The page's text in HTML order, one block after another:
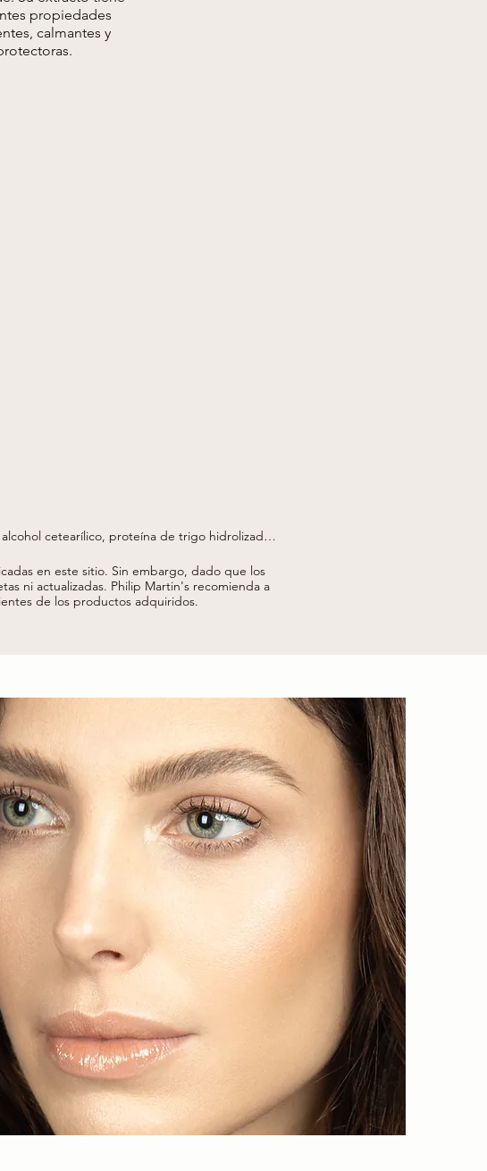
propiedades
calmantes y
cetearílico, proteína de trigo hidrolizada
de mentilo, oleato de glicerilo, butilenglicol,
(fragancia), deshidroacetato de sodio,
en este sitio. Sin embargo, dado que los
ni actualizadas. Philip Martin's recomienda a
de los productos adquiridos.